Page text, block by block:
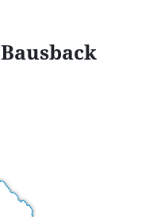
Bausback